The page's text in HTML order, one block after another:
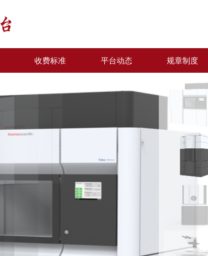
收费标准 平台动态 规章制度